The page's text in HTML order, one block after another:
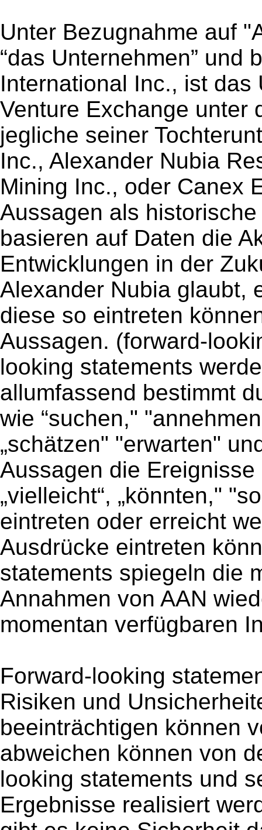
Unter Bezugnahme auf
“das Unternehmen” und
International Inc., ist das
Venture Exchange unter
jegliche seiner
Inc., Alexander Nubia
Mining Inc., oder Canex
Aussagen als
basieren auf Daten die
Entwicklungen in der
Alexander Nubia glaubt,
diese so eintreten
Aussagen. (forward­-
looking statements
allumfassend bestimmt
wie “suchen,"
„schätzen" "erwarten"
Aussagen die
„vielleicht“, „könnten,"
eintreten oder erreicht
Ausdrücke eintreten
statements spiegeln die
Annahmen von AAN
momentan verfügbaren
Forward­-looking
Risiken und
beeinträchtigen können
abweichen können von
looking statements und
Ergebnisse realisiert